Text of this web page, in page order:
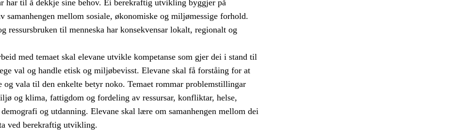
har til å dekkje sine behov. Ei berekraftig utvikling byggjer på
samanhengen mellom sosiale, økonomiske og miljømessige forhold.
ressursbruken til menneska har konsekvensar lokalt, regionalt og
med temaet skal elevane utvikle kompetanse som gjer dei i stand til
val og handle etisk og miljøbevisst. Elevane skal få forståing for at
og vala til den enkelte betyr noko. Temaet rommar problemstillingar
og klima, fattigdom og fordeling av ressursar, konfliktar, helse,
og utdanning. Elevane skal lære om samanhengen mellom dei
ved berekraftig utvikling.